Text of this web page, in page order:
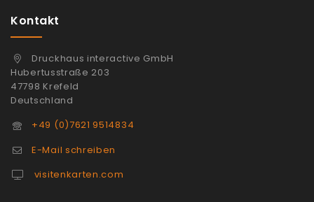
Kontakt
Druckhaus interactive GmbH
Hubertusstraße 203
47798 Krefeld
Deutschland
+49 (0)7621 9514834
E-Mail schreiben
visitenkarten.com